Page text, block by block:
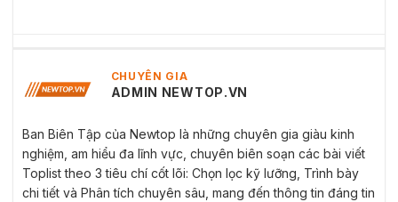
CHUYÊN GIA
ADMIN NEWTOP.VN
Ban Biên Tập của Newtop là những chuyên gia giàu kinh
nghiệm, am hiểu đa lĩnh vực, chuyên biên soạn các bài viết
Toplist theo 3 tiêu chí cốt lõi: Chọn lọc kỹ lưỡng, Trình bày
chi tiết và Phân tích chuyên sâu, mang đến thông tin đáng tin